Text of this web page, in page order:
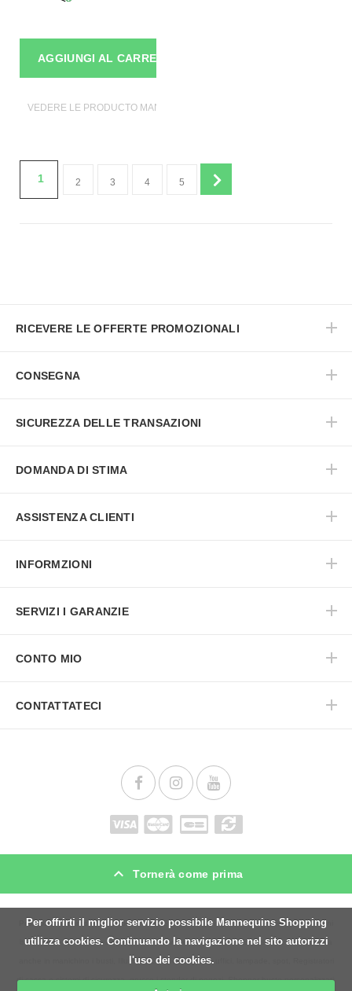
Per offrirti il miglior servizio possibile Mannequins Shopping
utilizza cookies. Continuando la navigazione nel sito autorizzi
l'uso dei cookies.
AGGIUNGI AL CARRELLO
VEDERE LE PRODUCTO MANICHINI
1 2 3 4 5
RICEVERE LE OFFERTE PROMOZIONALI
CONSEGNA
SICUREZZA DELLE TRANSAZIONI
DOMANDA DI STIMA
ASSISTENZA CLIENTI
INFORMZIONI
SERVIZI I GARANZIE
CONTO MIO
CONTATTATECI
Tornerà come prima
Promozioni manichini bambino. Mannequins Shopping è uno specialista in manichini
bambino i arredamento negozi, vetrine e vetrinette, gondole, Espositori e Banconi, ma
anche in manichino i busti, Illuminazione per negozi e uffici, lampade, spot, Registratori
di cassa e sistemi di sicurezza, grucce i stender di negozi, Shopper buste personalizzati.